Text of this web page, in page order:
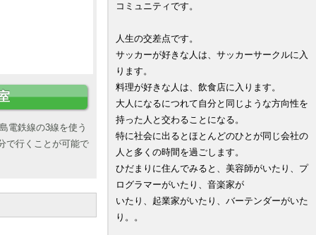
電鉄線の3線を使う
で行くことが可能で
コミュニティです。
人生の交差点です。
サッカーが好きな人は、サッカーサークルに入
ります。
料理が好きな人は、飲食店に入ります。
大人になるにつれて自分と同じような方向性を
持った人と交わることになる。
特に社会に出るとほとんどのひとが同じ会社の
人と多くの時間を過ごします。
ひだまりに住んでみると、美容師がいたり、プ
ログラマーがいたり、音楽家が
いたり、起業家がいたり、バーテンダーがいた
り。。